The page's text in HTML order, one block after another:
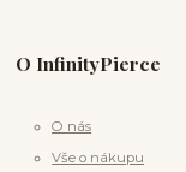
O InfinityPierce
O nás
Vše o nákupu